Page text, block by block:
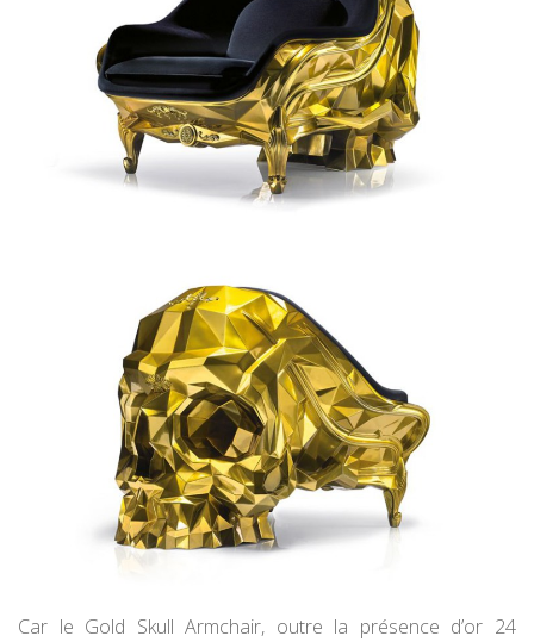
Car le Gold Skull Armchair, outre la présence d’or 24